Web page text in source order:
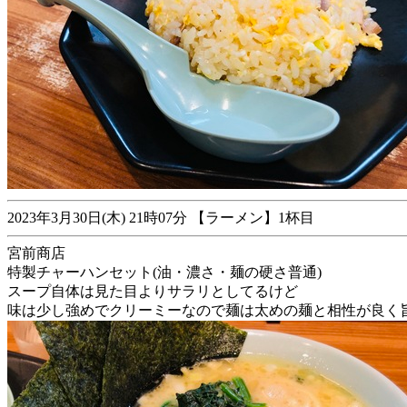
2023年3月30日(木) 21時07分 【ラーメン】1杯目
宮前商店
特製チャーハンセット(油・濃さ・麺の硬さ普通)
スープ自体は見た目よりサラリとしてるけど
味は少し強めでクリーミーなので麺は太めの麺と相性が良く